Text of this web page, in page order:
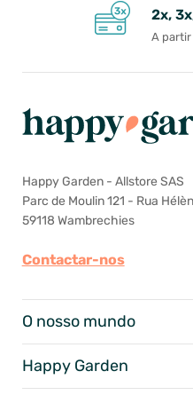
2x,
A partir
Happy Garden - Allstore SAS
Parc de Moulin 121 - Rua
59118 Wambrechies
Contactar-nos
O nosso mundo
Happy Garden